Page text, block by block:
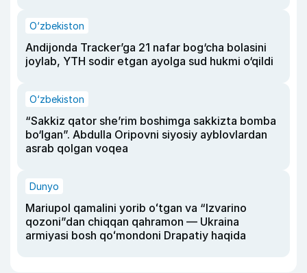
O‘zbekiston
Andijonda Tracker’ga 21 nafar bog‘cha bolasini
joylab, YTH sodir etgan ayolga sud hukmi o‘qildi
O‘zbekiston
“Sakkiz qator she’rim boshimga sakkizta bomba
bo‘lgan”. Abdulla Oripovni siyosiy ayblovlardan
asrab qolgan voqea
Dunyo
Mariupol qamalini yorib oʻtgan va “Izvarino
qozoni”dan chiqqan qahramon — Ukraina
armiyasi bosh qoʻmondoni Drapatiy haqida